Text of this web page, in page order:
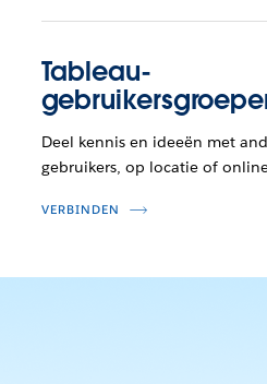
Tableau-
Deel kennis en ideeën met
gebruikers, op locatie of
VERBINDEN